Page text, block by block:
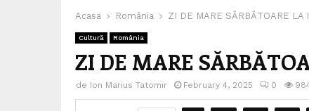
Acasa România ZI DE MARE SĂRBĂTOARE LA
Cultură România
ZI DE MARE
de Ion Marius Tatomir February 4, 2025 0